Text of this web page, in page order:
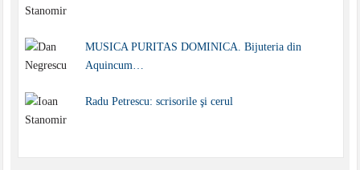
MUSICA PURITAS DOMINICA. Bijuteria din
Aquincum…
Radu Petrescu: scrisorile şi cerul